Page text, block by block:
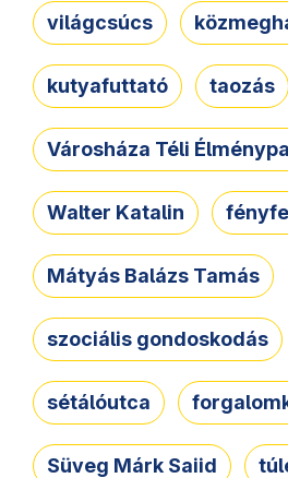
világcsúcs
kutyafuttató taozás
Városháza Téli
Walter Katalin
Mátyás Balázs Tamás
szociális gondoskodás
sétálóutca
Süveg Márk Saiid